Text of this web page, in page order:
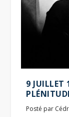
9 JUILLET
Posté par